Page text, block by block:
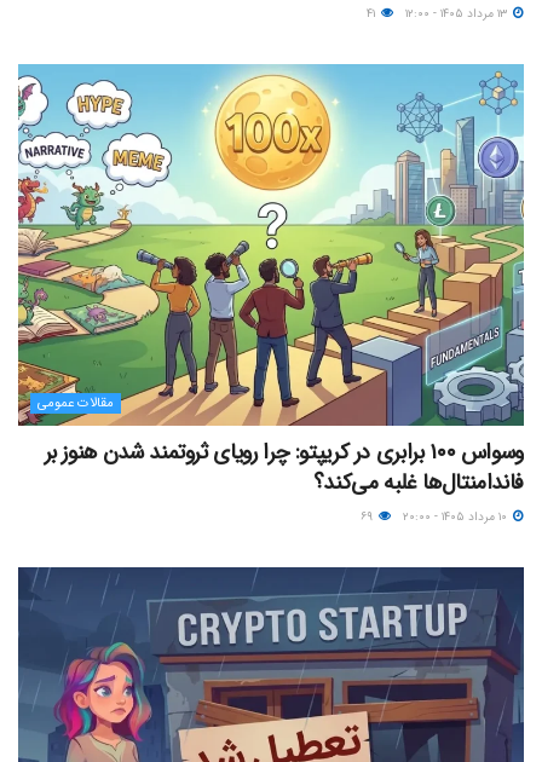
مقالات عمومی
وسواس ۱۰۰ برابری در کریپتو: چرا رویای ثروتمند شدن هنوز بر
فاندامنتال‌ها غلبه می‌کند؟